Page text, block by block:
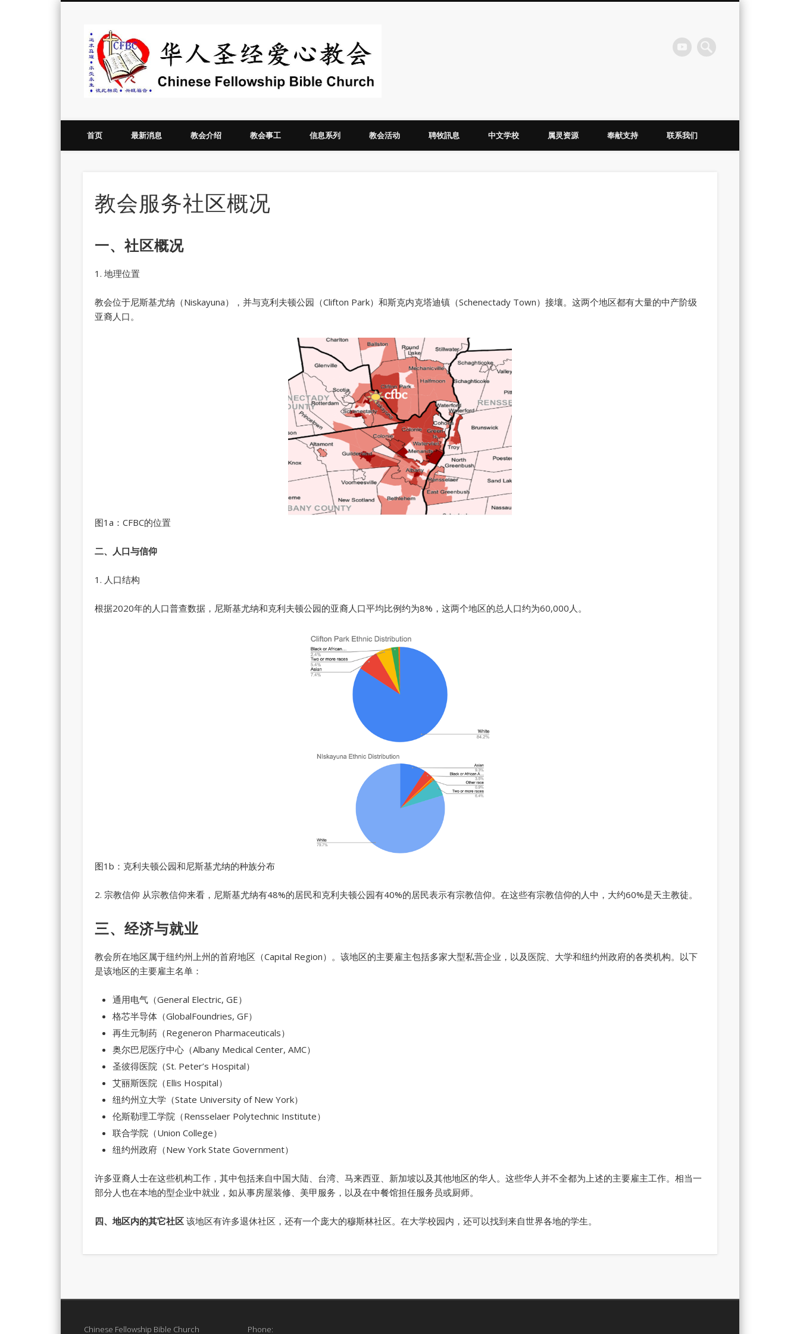
Vimeo
首页 最新消息 教会介绍 教会事工 信息系列 教会活动 聘牧訊息 中文学校 属灵资源 奉献支持 联系我们
教会服务社区概况
一、社区概况
1. 地理位置
教会位于尼斯基尤纳（Niskayuna），并与克利夫顿公园（Clifton Park）和斯克内克塔迪镇（Schenectady Town）接壤。这两个地区都有大量的中产阶级
亚裔人口。
图1a：CFBC的位置
二、人口与信仰
1. 人口结构
根据2020年的人口普查数据，尼斯基尤纳和克利夫顿公园的亚裔人口平均比例约为8%，这两个地区的总人口约为60,000人。
图1b：克利夫顿公园和尼斯基尤纳的种族分布
2. 宗教信仰 从宗教信仰来看，尼斯基尤纳有48%的居民和克利夫顿公园有40%的居民表示有宗教信仰。在这些有宗教信仰的人中，大约60%是天主教徒。
三、经济与就业
教会所在地区属于纽约州上州的首府地区（Capital Region）。该地区的主要雇主包括多家大型私营企业，以及医院、大学和纽约州政府的各类机构。以下
是该地区的主要雇主名单：
通用电气（General Electric, GE）
格芯半导体（GlobalFoundries, GF）
再生元制药（Regeneron Pharmaceuticals）
奥尔巴尼医疗中心（Albany Medical Center, AMC）
圣彼得医院（St. Peter’s Hospital）
艾丽斯医院（Ellis Hospital）
纽约州立大学（State University of New York）
伦斯勒理工学院（Rensselaer Polytechnic Institute）
联合学院（Union College）
纽约州政府（New York State Government）
许多亚裔人士在这些机构工作，其中包括来自中国大陆、台湾、马来西亚、新加坡以及其他地区的华人。这些华人并不全都为上述的主要雇主工作。相当一
部分人也在本地的型企业中就业，如从事房屋装修、美甲服务，以及在中餐馆担任服务员或厨师。
四、地区内的其它社区该地区有许多退休社区，还有一个庞大的穆斯林社区。在大学校园内，还可以找到来自世界各地的学生。
Chinese Fellowship Bible Church Phone: